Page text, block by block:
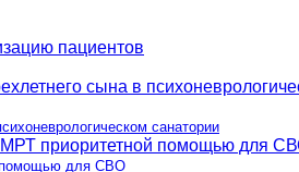
санатории
помощью для СВО